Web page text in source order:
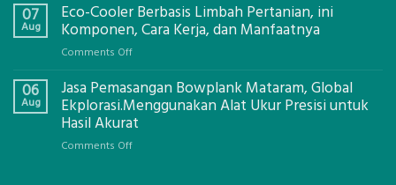
Sondir
Tanah
Eksplorasi
Pastikan
Pondasi
Kokoh
07
Aug
Eco-Cooler Berbasis Limbah Pertanian, ini
Komponen, Cara Kerja, dan Manfaatnya
Comments Offon
Cooler
Berbasis
Limbah
06
Aug
Jasa Pemasangan Bowplank Mataram, Global
Ekplorasi.Menggunakan Alat Ukur Presisi untuk
Hasil Akurat
Comments Offon